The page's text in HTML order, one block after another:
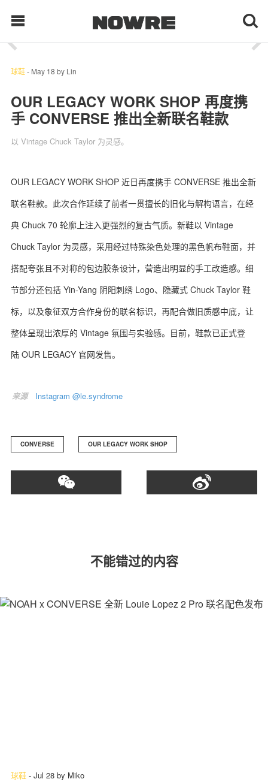
现客视点
时 尚
球 鞋
生 活
关于我们 联系我们
/ 6
球鞋- May 18 by Lin
OUR LEGACY WORK SHOP 再度携
手 CONVERSE 推出全新联名鞋款
以 Vintage Chuck Taylor 为灵感。
OUR LEGACY WORK SHOP 近日再度携手 CONVERSE 推出全新
联名鞋款。此次合作延续了前者一贯擅长的旧化与解构语言，在经
典 Chuck 70 轮廓上注入更强烈的复古气质。新鞋以 Vintage
Chuck Taylor 为灵感，采用经过特殊染色处理的黑色帆布鞋面，并
搭配夸张且不对称的包边胶条设计，营造出明显的手工改造感。细
节部分还包括 Yin-Yang 阴阳刺绣 Logo、隐藏式 Chuck Taylor 鞋
标，以及象征双方合作身份的联名标识，再配合做旧质感中底，让
整体呈现出浓厚的 Vintage 氛围与实验感。目前，鞋款已正式登
陆 OUR LEGACY 官网发售。
来源 Instagram @le.syndrome
CONVERSE OUR LEGACY WORK SHOP
不能错过的内容
球鞋 - Jul 28 by Miko